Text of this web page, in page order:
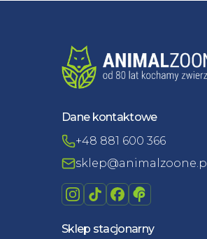
Dane kontaktowe
+48 881 600 366
sklep@animalzoone.pl
Sklep stacjonarny